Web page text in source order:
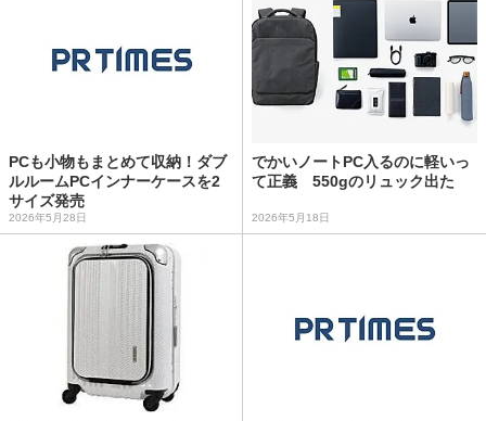
PCも小物もまとめて収納！ダブ
ルルームPCインナーケースを2
サイズ発売
2026年5月28日
でかいノートPC入るのに軽いっ
て正義 550gのリュック出た
2026年5月18日